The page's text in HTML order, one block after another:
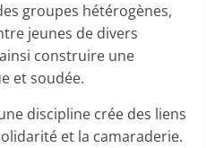
groupes hétérogènes,
jeunes de divers
construire une
et soudée.
discipline crée des liens
et la camaraderie.